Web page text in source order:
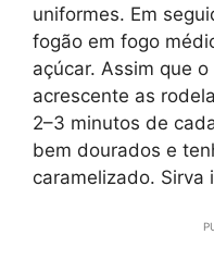
uniformes. Em
fogão em fogo
açúcar. Assim que
acrescente as
2–3 minutos de
bem dourados e
caramelizado. Sirva